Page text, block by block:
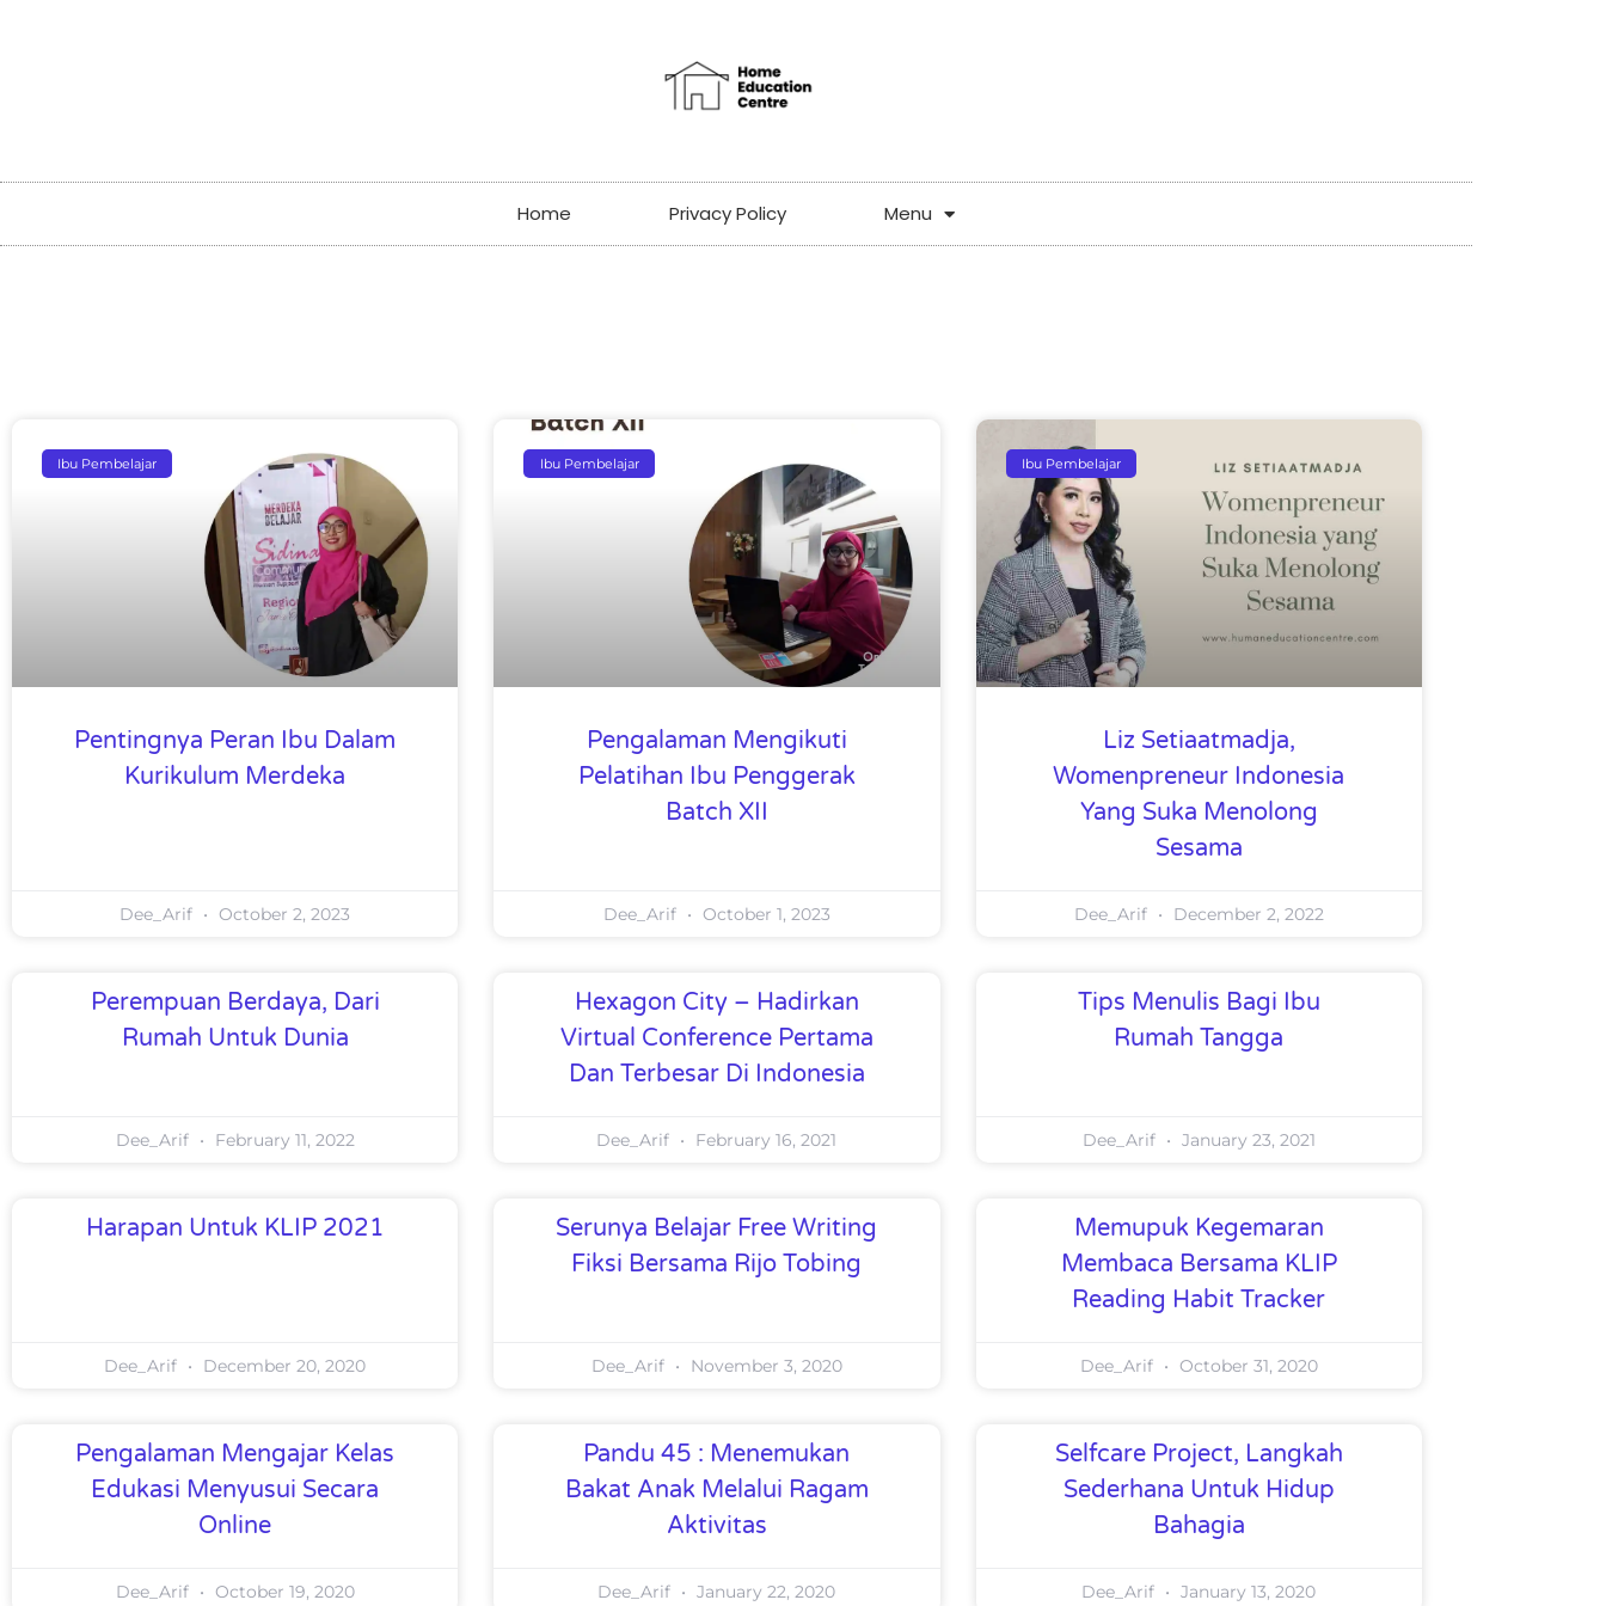
Home Privacy Policy Menu
Ibu Pembelajar
Pentingnya Peran Ibu Dalam
Kurikulum Merdeka
Dee_Arif October 2, 2023
Ibu Pembelajar
Pengalaman Mengikuti
Pelatihan Ibu Penggerak
Batch XII
Dee_Arif October 1, 2023
Ibu Pembelajar
Liz Setiaatmadja,
Womenpreneur Indonesia
Yang Suka Menolong
Sesama
Dee_Arif December 2, 2022
Perempuan Berdaya, Dari
Rumah Untuk Dunia
Dee_Arif February 11, 2022
Hexagon City – Hadirkan
Virtual Conference Pertama
Dan Terbesar Di Indonesia
Dee_Arif February 16, 2021
Tips Menulis Bagi Ibu
Rumah Tangga
Dee_Arif January 23, 2021
Harapan Untuk KLIP 2021
Dee_Arif December 20, 2020
Serunya Belajar Free Writing
Fiksi Bersama Rijo Tobing
Dee_Arif November 3, 2020
Memupuk Kegemaran
Membaca Bersama KLIP
Reading Habit Tracker
Dee_Arif October 31, 2020
Pengalaman Mengajar Kelas
Edukasi Menyusui Secara
Online
Dee_Arif October 19, 2020
Pandu 45 : Menemukan
Bakat Anak Melalui Ragam
Aktivitas
Dee_Arif January 22, 2020
Selfcare Project, Langkah
Sederhana Untuk Hidup
Bahagia
Dee_Arif January 13, 2020